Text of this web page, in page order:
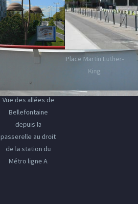
Vue des allées de
Bellefontaine
depuis la
passerelle au droit
de la station du
Métro ligne A
Place Martin Luther-
King